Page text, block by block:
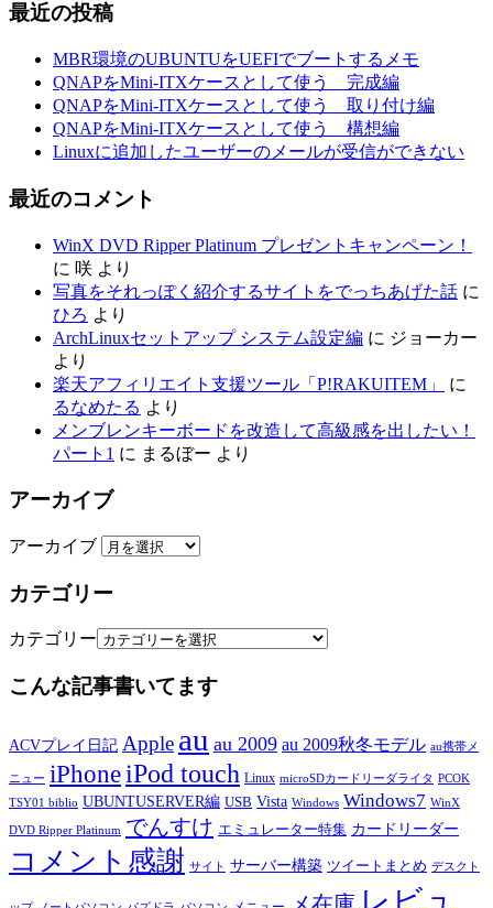
最近の投稿
MBR環境のUBUNTUをUEFIでブートするメモ
QNAPをMini-ITXケースとして使う 完成編
QNAPをMini-ITXケースとして使う 取り付け編
QNAPをMini-ITXケースとして使う 構想編
Linuxに追加したユーザーのメールが受信ができない
最近のコメント
WinX DVD Ripper Platinum プレゼントキャンペーン！
に 咲 より
写真をそれっぽく紹介するサイトをでっちあげた話 に
ひろ より
ArchLinuxセットアップ システム設定編 に ジョーカー
より
楽天アフィリエイト支援ツール「P!RAKUITEM」
に
るなめたる より
メンブレンキーボードを改造して高級感を出したい！
パート1 に まるぼー より
アーカイブ
アーカイブ
カテゴリー
カテゴリー
こんな記事書いてます
ACVプレイ日記 Apple au au 2009 au 2009秋冬モデル au携帯メ
ニュー iPhoneiPod touch Linux microSDカードリーダライタ PCOK
TSY01 biblio UBUNTUSERVER編 USB Vista Windows Windows7 WinX
DVD Ripper Platinum でんすけ エミュレーター特集 カードリーダー
コメント感謝 サイト サーバー構築 ツイートまとめ デスクト
レビュ